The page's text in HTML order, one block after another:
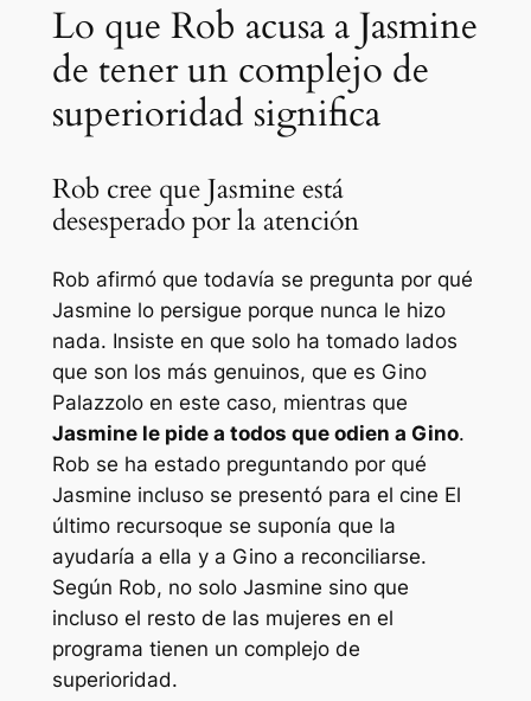
Lo que Rob acusa a Jasmine
de tener un complejo de
superioridad significa
Rob cree que Jasmine está
desesperado por la atención
Rob afirmó que todavía se pregunta por qué
Jasmine lo persigue porque nunca le hizo
nada. Insiste en que solo ha tomado lados
que son los más genuinos, que es Gino
Palazzolo en este caso, mientras que
Jasmine le pide a todos que odien a Gino.
Rob se ha estado preguntando por qué
Jasmine incluso se presentó para el cine El
último recursoque se suponía que la
ayudaría a ella y a Gino a reconciliarse.
Según Rob, no solo Jasmine sino que
incluso el resto de las mujeres en el
programa tienen un complejo de
superioridad.